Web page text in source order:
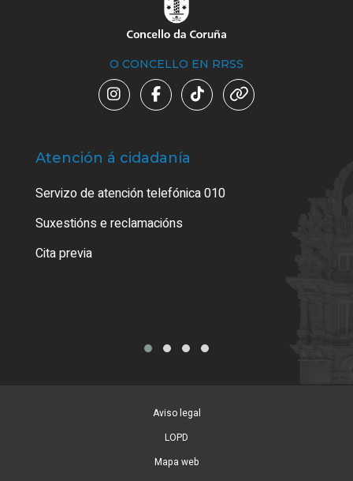
O CONCELLO EN RRSS
Atención á cidadanía
Servizo de atención telefónica 010
Suxestións e reclamacións
Cita previa
Aviso legal
LOPD
Mapa web